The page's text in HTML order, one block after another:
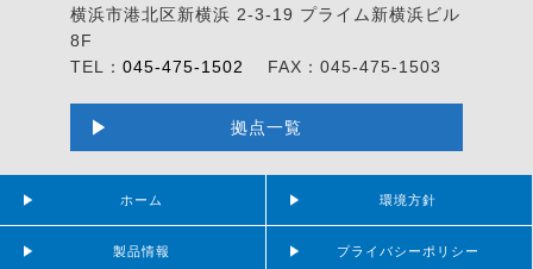
横浜市港北区新横浜 2-3-19 プライム新横浜ビル
8F
TEL： 045-475-1502 FAX：045-475-1503
拠点一覧
ホーム
製品情報
環境方針
プライバシーポリシー